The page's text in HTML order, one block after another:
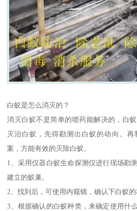
白蚁是怎么消灭的？
消灭白蚁不是简单的喷药能解决的，白
灭治白蚁，先得勘测出白蚁的动向。
案，方能有效的灭除白蚁。
1、采用仪器白蚁生命探测仪进行现场勘
建立的蚁巢。
2、找到后，可使用内窥镜，确认下白蚁的
3、根据确认的白蚁种类，来确定使用什